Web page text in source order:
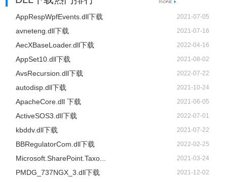
AppRespWpfEvents.dll下载 2021-07-05
avneteng.dll下载 2021-07-16
AecXBaseLoader.dll下载 2022-04-16
AppSet10.dll下载 2021-08-02
AvsRecursion.dll下载 2022-07-22
autodisp.dll下载 2021-10-24
ApacheCore.dll 下载 2021-06-05
ActiveSOS3.dll下载 2022-07-01
kbddv.dll下载 2021-07-22
BBRegulatorCom.dll下载 2022-02-25
Microsoft.SharePoint.Taxo... 2021-03-24
PMDG_737NGX_3.dll下载 2021-12-02